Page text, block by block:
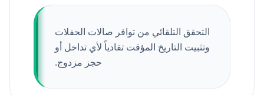
التحقق التلقائي من توافر صالات الحفلات
وتثبيت التاريخ المؤقت تفادياً لأي تداخل أو
حجز مزدوج.